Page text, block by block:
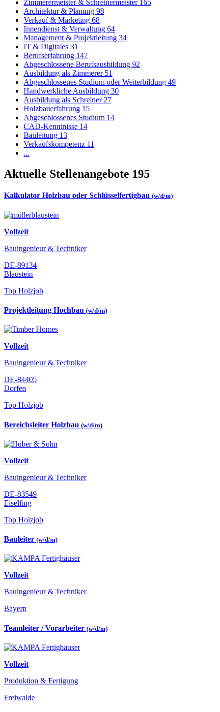
Zimmerermeister & Schreinermeister 165
Architektur & Planung 98
Verkauf & Marketing 68
Innendienst & Verwaltung 64
Management & Projektleitung 34
IT & Digitales 31
Berufserfahrung 147
Abgeschlossene Berufsausbildung 92
Ausbildung als Zimmerer 51
Abgeschlossenes Studium oder Weiterbildung 49
Handwerkliche Ausbildung 30
Ausbildung als Schreiner 27
Holzbauerfahrung 15
Abgeschlossenes Studium 14
CAD-Kenntnisse 14
Bauleitung 13
Verkaufskompetenz 11
...
Aktuelle Stellenangebote 195
Kalkulator Holzbau oder Schlüsselfertigbau (w/d/m)
Vollzeit
Bauingenieur & Techniker
DE-89134
Blaustein
Top Holzjob
Projektleitung Hochbau (w/d/m)
Vollzeit
Bauingenieur & Techniker
DE-84405
Dorfen
Top Holzjob
Bereichsleiter Holzbau (w/d/m)
Vollzeit
Bauingenieur & Techniker
DE-83549
Eiselfing
Top Holzjob
Bauleiter (w/d/m)
Vollzeit
Bauingenieur & Techniker
Bayern
Teamleiter / Vorarbeiter (w/d/m)
Vollzeit
Produktion & Fertigung
Freiwalde